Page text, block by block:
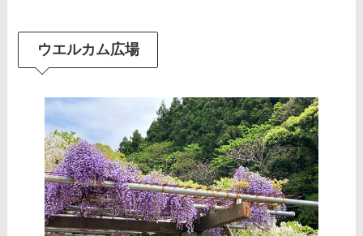
ウエルカム広場